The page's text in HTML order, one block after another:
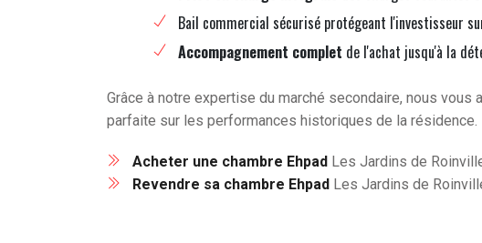
Bail commercial sécurisé protégeant l'investisseur
Accompagnement complet de l'achat jusqu'à la
Grâce à notre expertise du marché secondaire, nous
parfaite sur les performances historiques de la résidence.
Acheter une chambre Ehpad Les Jardins de
Revendre sa chambre Ehpad Les Jardins de